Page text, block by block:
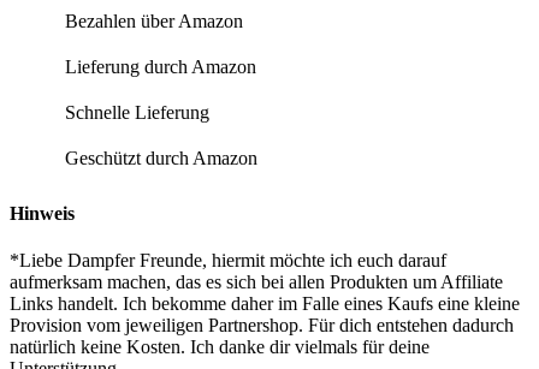
Bezahlen über Amazon
Lieferung durch Amazon
Schnelle Lieferung
Geschützt durch Amazon
Hinweis
*Liebe Dampfer Freunde, hiermit möchte ich euch darauf
aufmerksam machen, das es sich bei allen Produkten um Affiliate
Links handelt. Ich bekomme daher im Falle eines Kaufs eine kleine
Provision vom jeweiligen Partnershop. Für dich entstehen dadurch
natürlich keine Kosten. Ich danke dir vielmals für deine